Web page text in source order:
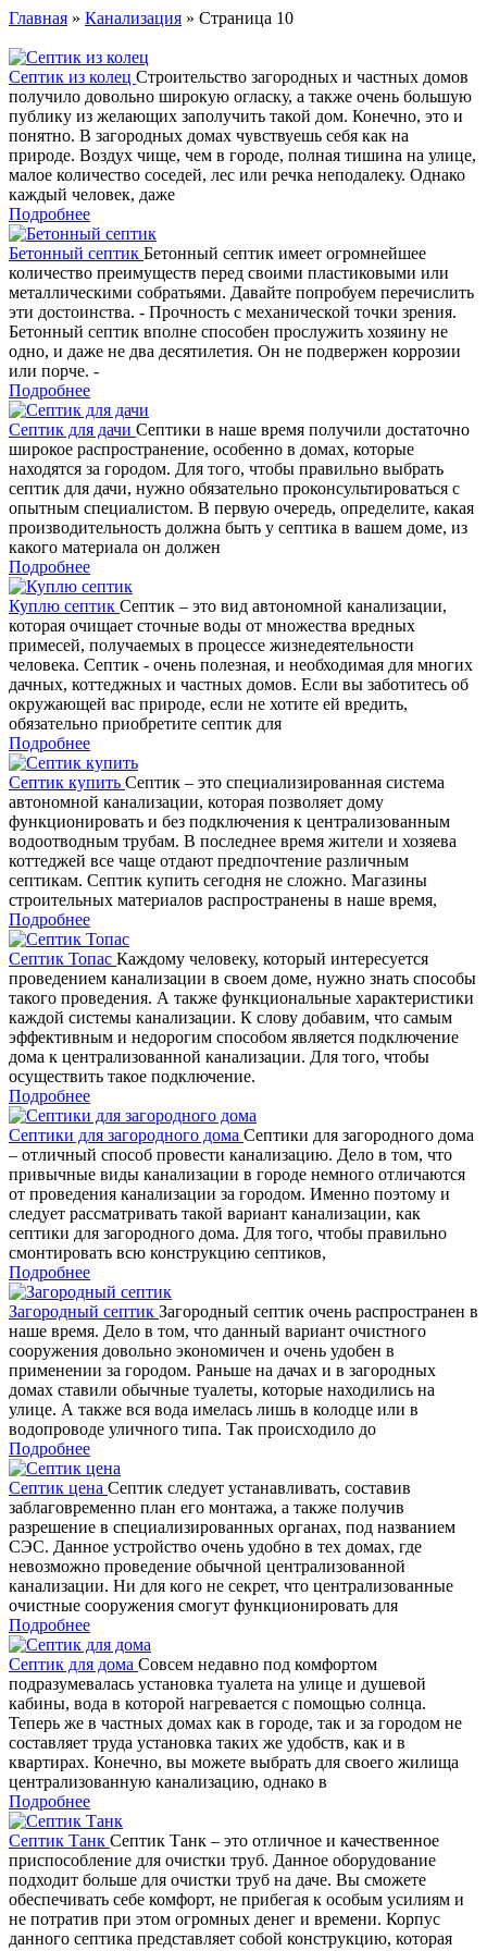
Главная » Канализация » Страница 10
Септик из колец Строительство загородных и частных домов
получило довольно широкую огласку, а также очень большую
публику из желающих заполучить такой дом. Конечно, это и
понятно. В загородных домах чувствуешь себя как на
природе. Воздух чище, чем в городе, полная тишина на улице,
малое количество соседей, лес или речка неподалеку. Однако
каждый человек, даже
Подробнее
Бетонный септик Бетонный септик имеет огромнейшее
количество преимуществ перед своими пластиковыми или
металлическими собратьями. Давайте попробуем перечислить
эти достоинства. - Прочность с механической точки зрения.
Бетонный септик вполне способен прослужить хозяину не
одно, и даже не два десятилетия. Он не подвержен коррозии
или порче. -
Подробнее
Септик для дачи Септики в наше время получили достаточно
широкое распространение, особенно в домах, которые
находятся за городом. Для того, чтобы правильно выбрать
септик для дачи, нужно обязательно проконсультироваться с
опытным специалистом. В первую очередь, определите, какая
производительность должна быть у септика в вашем доме, из
какого материала он должен
Подробнее
Куплю септик Септик – это вид автономной канализации,
которая очищает сточные воды от множества вредных
примесей, получаемых в процессе жизнедеятельности
человека. Септик - очень полезная, и необходимая для многих
дачных, коттеджных и частных домов. Если вы заботитесь об
окружающей вас природе, если не хотите ей вредить,
обязательно приобретите септик для
Подробнее
Септик купить Септик – это специализированная система
автономной канализации, которая позволяет дому
функционировать и без подключения к централизованным
водоотводным трубам. В последнее время жители и хозяева
коттеджей все чаще отдают предпочтение различным
септикам. Септик купить сегодня не сложно. Магазины
строительных материалов распространены в наше время,
Подробнее
Септик Топас Каждому человеку, который интересуется
проведением канализации в своем доме, нужно знать способы
такого проведения. А также функциональные характеристики
каждой системы канализации. К слову добавим, что самым
эффективным и недорогим способом является подключение
дома к централизованной канализации. Для того, чтобы
осуществить такое подключение.
Подробнее
Септики для загородного дома Септики для загородного дома
– отличный способ провести канализацию. Дело в том, что
привычные виды канализации в городе немного отличаются
от проведения канализации за городом. Именно поэтому и
следует рассматривать такой вариант канализации, как
септики для загородного дома. Для того, чтобы правильно
смонтировать всю конструкцию септиков,
Подробнее
Загородный септик Загородный септик очень распространен в
наше время. Дело в том, что данный вариант очистного
сооружения довольно экономичен и очень удобен в
применении за городом. Раньше на дачах и в загородных
домах ставили обычные туалеты, которые находились на
улице. А также вся вода имелась лишь в колодце или в
водопроводе уличного типа. Так происходило до
Подробнее
Септик цена Септик следует устанавливать, составив
заблаговременно план его монтажа, а также получив
разрешение в специализированных органах, под названием
СЭС. Данное устройство очень удобно в тех домах, где
невозможно проведение обычной централизованной
канализации. Ни для кого не секрет, что централизованные
очистные сооружения смогут функционировать для
Подробнее
Септик для дома Совсем недавно под комфортом
подразумевалась установка туалета на улице и душевой
кабины, вода в которой нагревается с помощью солнца.
Теперь же в частных домах как в городе, так и за городом не
составляет труда установка таких же удобств, как и в
квартирах. Конечно, вы можете выбрать для своего жилища
централизованную канализацию, однако в
Подробнее
Септик Танк Септик Танк – это отличное и качественное
приспособление для очистки труб. Данное оборудование
подходит больше для очистки труб на даче. Вы сможете
обеспечивать себе комфорт, не прибегая к особым усилиям и
не потратив при этом огромных денег и времени. Корпус
данного септика представляет собой конструкцию, которая